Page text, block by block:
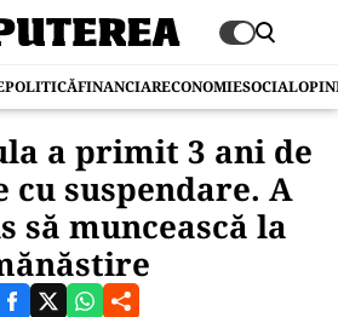
POLITICĂFINANCIARECONOMIESOCIAL
a primit 3 ani de
cu suspendare. A
să muncească la